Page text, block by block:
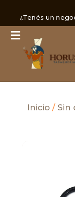
¿Tenés un
Inicio/ Sin